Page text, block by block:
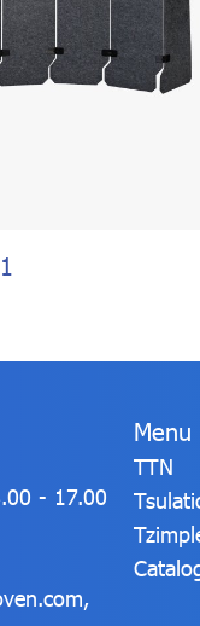
- 17.00
,
Menu
TTN